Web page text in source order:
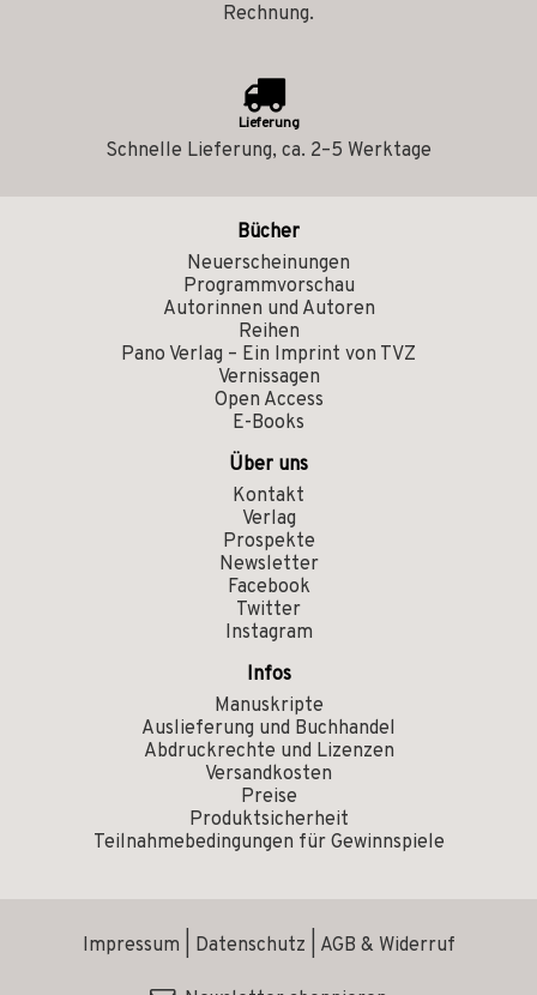
Rechnung.
Lieferung
Schnelle Lieferung, ca. 2–5 Werktage
Bücher
Neuerscheinungen
Programmvorschau
Autorinnen und Autoren
Reihen
Pano Verlag – Ein Imprint von TVZ
Vernissagen
Open Access
E-Books
Über uns
Kontakt
Verlag
Prospekte
Newsletter
Facebook
Twitter
Instagram
Infos
Manuskripte
Auslieferung und Buchhandel
Abdruckrechte und Lizenzen
Versandkosten
Preise
Produktsicherheit
Teilnahmebedingungen für Gewinnspiele
Impressum Datenschutz AGB & Widerruf